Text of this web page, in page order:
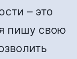
– это
пишу свою